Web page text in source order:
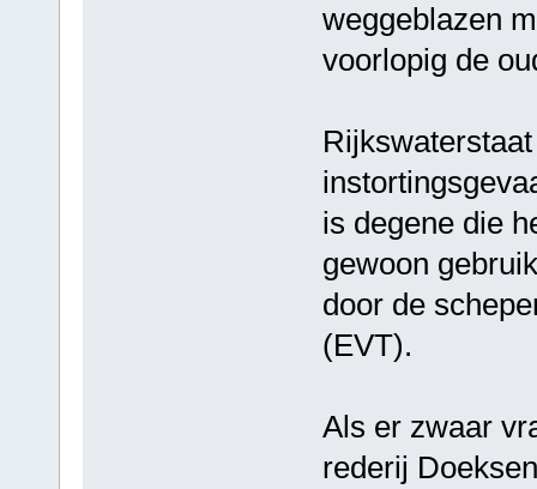
weggeblazen
voorlopig de
is degene die
gewoon
door de
(EVT).
Als er zwaar
rederij